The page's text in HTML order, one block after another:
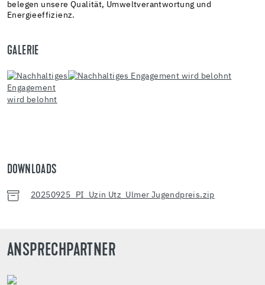
belegen unsere Qualität, Umweltverantwortung und
Energieeffizienz.
GALERIE
DOWNLOADS
20250925_PI_Uzin Utz_Ulmer Jugendpreis.zip
ANSPRECHPARTNER